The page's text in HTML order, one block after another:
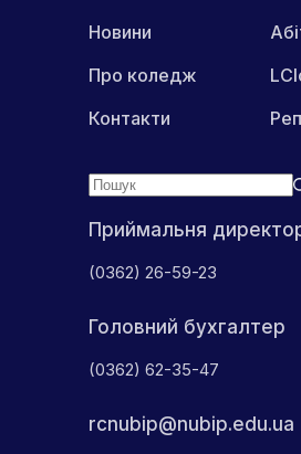
Приймальня
(0362) 26-59-23
Головний бухгалтер
(0362) 62-35-47
rcnubip@nubip.edu.ua
Новини
Про коледж
Контакти